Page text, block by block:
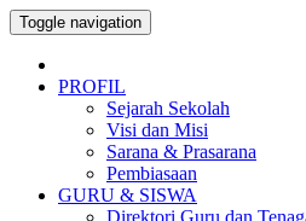
Toggle navigation
PROFIL
Sejarah Sekolah
Visi dan Misi
Sarana & Prasarana
Pembiasaan
GURU & SISWA
Direktori Guru dan